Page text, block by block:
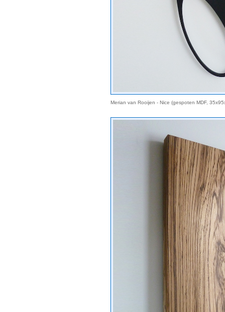
Merian van Rooijen - Nice (gespoten MDF,